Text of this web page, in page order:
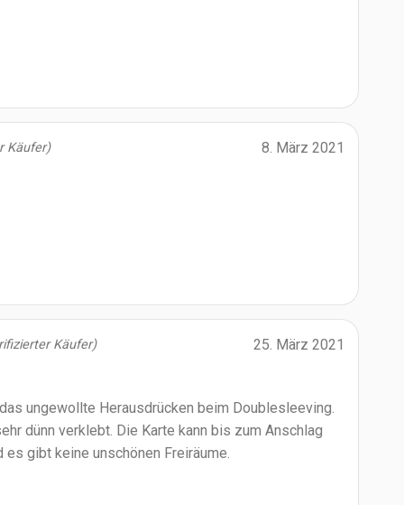
Käufer) 8. März 2021
Käufer) 25. März 2021
ungewollte Herausdrücken beim Doublesleeving.
dünn verklebt. Die Karte kann bis zum Anschlag
gibt keine unschönen Freiräume.